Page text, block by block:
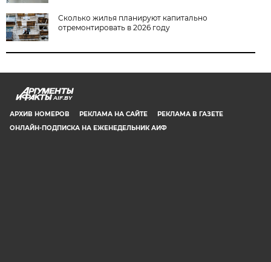
Сколько жилья планируют капитально
отремонтировать в 2026 году
AIF.BY
АРХИВ НОМЕРОВ РЕКЛАМА НА САЙТЕ
РЕКЛАМА В ГАЗЕТЕ
ОНЛАЙН-ПОДПИСКА НА ЕЖЕНЕДЕЛЬНИК АИФ